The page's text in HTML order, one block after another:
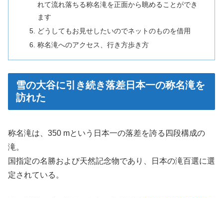
れて流れ落ちる称名滝を正面から眺めることができ
ます
どうしてもお見せしたいのでネットのものを借用
称名滝へのアクセス、行き方歩き方
雪の大谷に引き続き落差日本一の称名滝を
訪れた
称名滝は、350 mという日本一の落差を誇る四段構成の
滝。
国指定の名勝および天然記念物であり、日本の滝百選に選
定されている。